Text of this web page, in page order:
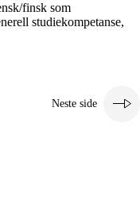
finsk som
studiekompetanse,
Neste side